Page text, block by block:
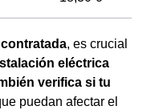
, es crucial
eléctrica
verifica si tu
puedan afectar el